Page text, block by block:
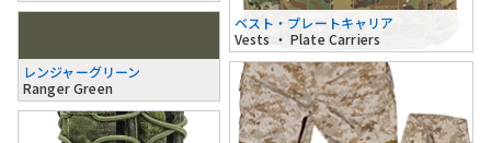
レンジャーグリーン
Ranger Green
ベスト・プレートキャリア
Vests ・ Plate Carriers